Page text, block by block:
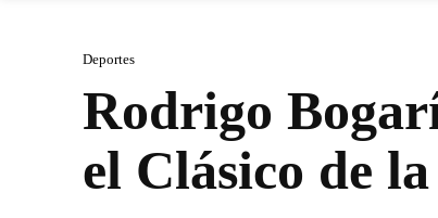
Deportes
Rodrigo
el Clásico de